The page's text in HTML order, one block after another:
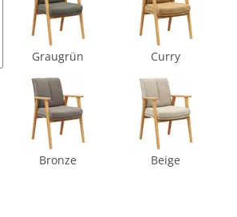
Graugrün Curry
Bronze Beige